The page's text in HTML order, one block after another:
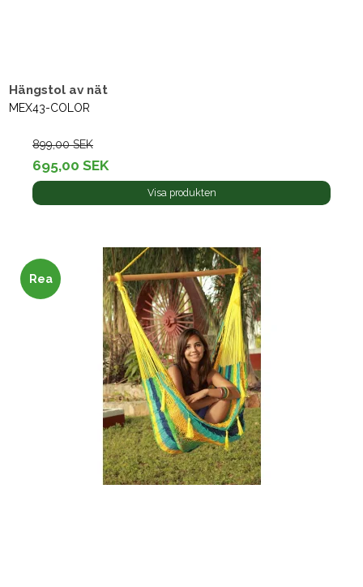
Hängstol av nät
MEX43-COLOR
899,00 SEK
695,00 SEK
Visa produkten
Rea